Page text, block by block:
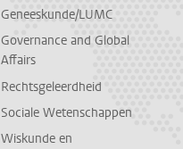
Geneeskunde/LUMC
Governance and Global
Affairs
Rechtsgeleerdheid
Sociale Wetenschappen
Wiskunde en